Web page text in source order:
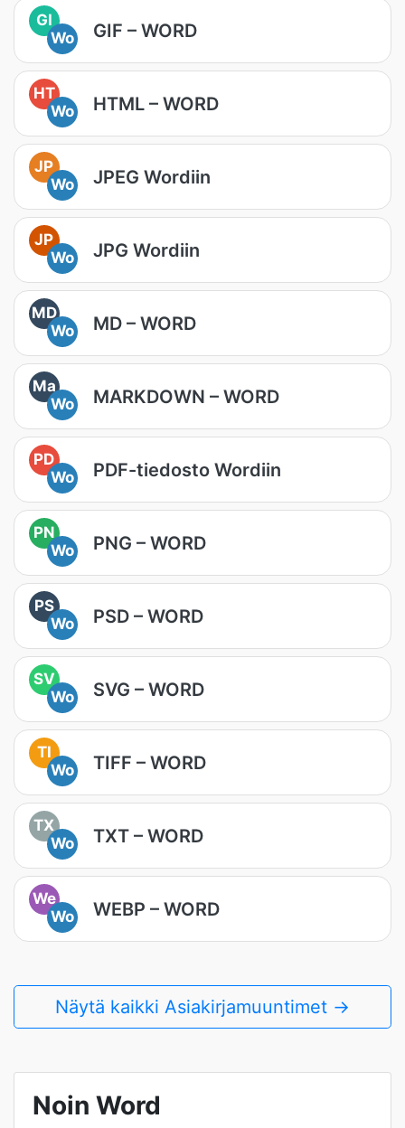
GI
Wo
GIF – WORD
HT
Wo
HTML – WORD
JP
Wo
JPEG Wordiin
JP
Wo
JPG Wordiin
MD
Wo
MD – WORD
Ma
Wo
MARKDOWN – WORD
PD
Wo
PDF-tiedosto Wordiin
PN
Wo
PNG – WORD
PS
Wo
PSD – WORD
SV
Wo
SVG – WORD
TI
Wo
TIFF – WORD
TX
Wo
TXT – WORD
We
Wo
WEBP – WORD
Näytä kaikki Asiakirjamuuntimet →
Noin Word